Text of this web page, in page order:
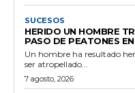
SUCESOS
HERIDO UN HOMBRE
PASO DE PEATONES
Un hombre ha resultado
ser atropellado...
7 agosto, 2026